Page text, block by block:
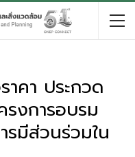
าคา ประกวด
รงการอบรม
รมีส่วนร่วมใน